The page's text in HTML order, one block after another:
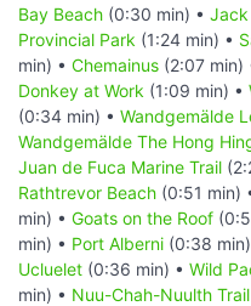
Bay Beach (0:30 min) • Jack
Provincial Park (1:24 min) •
min) • Chemainus (2:07 min)
Donkey at Work (1:09 min) •
(0:34 min) • Wandgemälde
Wandgemälde The Hong
Juan de Fuca Marine Trail
Rathtrevor Beach (0:51 min)
min) • Goats on the Roof
min) • Port Alberni (0:38
Ucluelet (0:36 min) • Wild
min) • Nuu-Chah-Nuulth